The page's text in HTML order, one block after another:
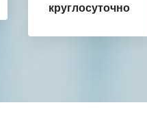
круглосуточно